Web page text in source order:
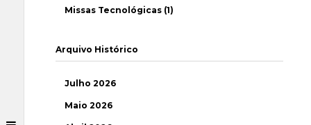
Missas Tecnológicas (1)
Arquivo Histórico
Julho 2026
Maio 2026